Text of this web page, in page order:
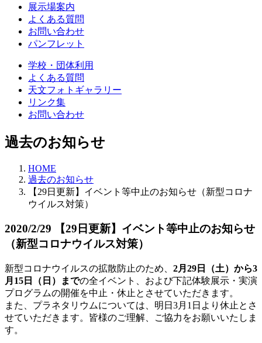
展示場案内
よくある質問
お問い合わせ
パンフレット
学校・団体利用
よくある質問
天文フォトギャラリー
リンク集
お問い合わせ
過去のお知らせ
HOME
過去のお知らせ
【29日更新】イベント等中止のお知らせ（新型コロナ
ウイルス対策）
2020/2/29
【29日更新】イベント等中止のお知らせ
（新型コロナウイルス対策）
新型コロナウイルスの拡散防止のため、 2月29日（土）から3
月15日（日）までの全イベント、および下記体験展示・実演
プログラムの開催を中止・休止とさせていただきます。
また、プラネタリウムについては、明日3月1日より休止とさ
せていただきます。皆様のご理解、ご協力をお願いいたしま
す。